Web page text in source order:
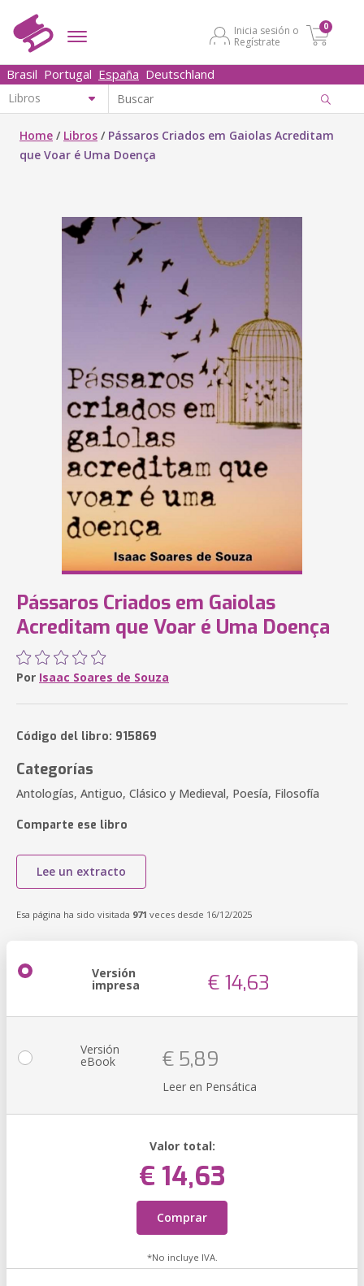
Inicia sesión o
Regístrate
0
Brasil Portugal España Deutschland
Home / Libros / Pássaros Criados em Gaiolas Acreditam
que Voar é Uma Doença
Pássaros Criados em Gaiolas
Acreditam que Voar é Uma Doença
Por Isaac Soares de Souza
Código del libro: 915869
Categorías
Antologías, Antiguo, Clásico y Medieval, Poesía, Filosofía
Comparte ese libro
Lee un extracto
Esa página ha sido visitada 971 veces desde 16/12/2025
Versión
impresa € 14,63
Versión
eBook € 5,89
Leer en Pensática
Valor total:
€ 14,63
Comprar
*No incluye IVA.